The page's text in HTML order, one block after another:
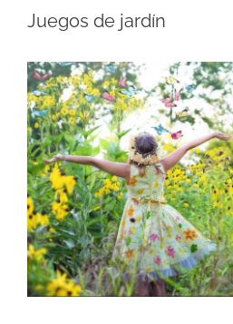
Juegos de jardín